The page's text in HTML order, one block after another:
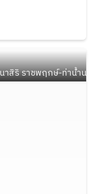
าสิริ ราชพฤกษ์-ท่าน้ำน